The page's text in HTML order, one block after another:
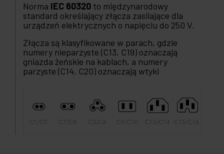
Norma IEC 60320 to międzynarodowy
standard określający złącza zasilające dla
urządzeń elektrycznych o napięciu do 250 V.
Złącza są klasyfikowane w parach, gdzie
numery nieparzyste (C13, C19) oznaczają
gniazda żeńskie na kablach, a numery
parzyste (C14, C20) oznaczają wtyki